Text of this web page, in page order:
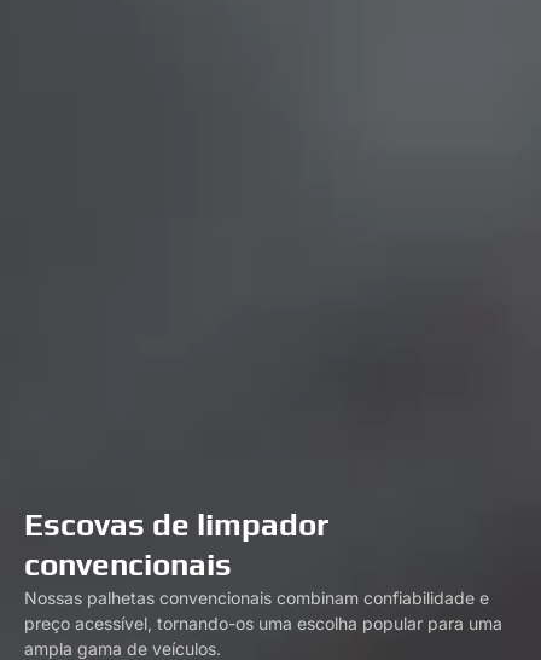
Escovas de limpador
convencionais
Nossas palhetas convencionais combinam confiabilidade e
preço acessível, tornando-os uma escolha popular para uma
ampla gama de veículos.